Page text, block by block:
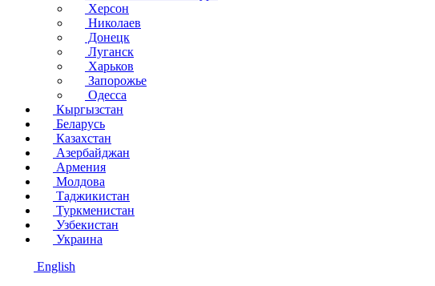
Херсон
Николаев
Донецк
Луганск
Харьков
Запорожье
Одесса
Кыргызстан
Беларусь
Казахстан
Азербайджан
Армения
Молдова
Таджикистан
Туркменистан
Узбекистан
Украина
English